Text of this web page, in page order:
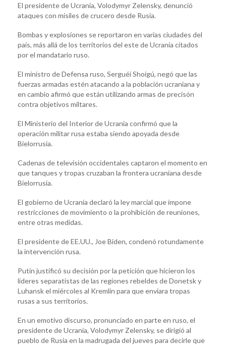
El presidente de Ucrania, Volodymyr Zelensky, denunció
ataques con misiles de crucero desde Rusia.
Bombas y explosiones se reportaron en varias ciudades del
país, más allá de los territorios del este de Ucrania citados
por el mandatario ruso.
El ministro de Defensa ruso, Serguéi Shoigú, negó que las
fuerzas armadas estén atacando a la población ucraniana y
en cambio afirmó que están utilizando armas de precisón
contra objetivos miltares.
El Ministerio del Interior de Ucrania confirmó que la
operación militar rusa estaba siendo apoyada desde
Bielorrusia.
Cadenas de televisión occidentales captaron el momento en
que tanques y tropas cruzaban la frontera ucraniana desde
Bielorrusia.
El gobierno de Ucrania declaró la ley marcial que impone
restricciones de movimiento o la prohibición de reuniones,
entre otras medidas.
El presidente de EE.UU., Joe Biden, condenó rotundamente
la intervención rusa.
Putin justificó su decisión por la petición que hicieron los
líderes separatistas de las regiones rebeldes de Donetsk y
Luhansk el miércoles al Kremlin para que enviara tropas
rusas a sus territorios.
En un emotivo discurso, pronunciado en parte en ruso, el
presidente de Ucrania, Volodymyr Zelensky, se dirigió al
pueblo de Rusia en la madrugada del jueves para decirle que